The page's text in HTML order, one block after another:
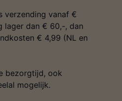
verzending vanaf €
lager dan € 60,-, dan
€ 4,99 (NL en
bezorgtijd, ook
mogelijk.